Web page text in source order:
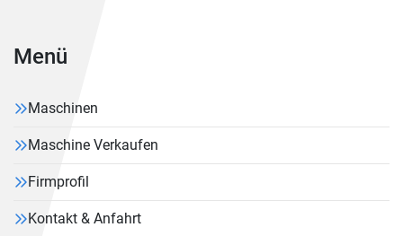
Menü
Maschinen
Maschine Verkaufen
Firmprofil
Kontakt & Anfahrt